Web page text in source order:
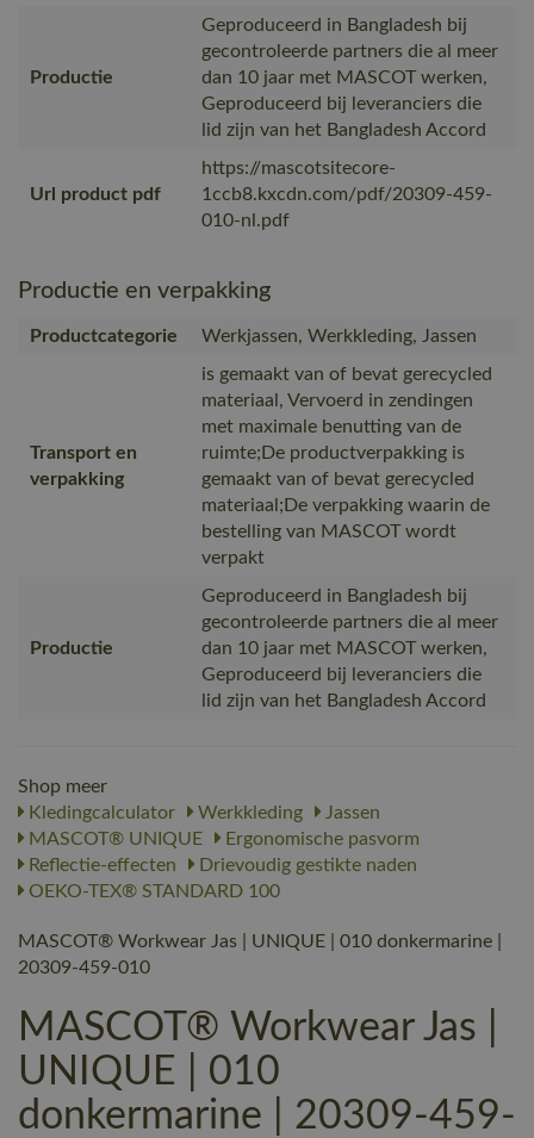
Productie
Geproduceerd in Bangladesh bij
gecontroleerde partners die al meer
dan 10 jaar met MASCOT werken,
Geproduceerd bij leveranciers die
lid zijn van het Bangladesh Accord
Url product pdf
https://mascotsitecore-
1ccb8.kxcdn.com/pdf/20309-459-
010-nl.pdf
Productie en verpakking
Productcategorie Werkjassen, Werkkleding, Jassen
Transport en
verpakking
is gemaakt van of bevat gerecycled
materiaal, Vervoerd in zendingen
met maximale benutting van de
ruimte;De productverpakking is
gemaakt van of bevat gerecycled
materiaal;De verpakking waarin de
bestelling van MASCOT wordt
verpakt
Productie
Geproduceerd in Bangladesh bij
gecontroleerde partners die al meer
dan 10 jaar met MASCOT werken,
Geproduceerd bij leveranciers die
lid zijn van het Bangladesh Accord
Shop meer
Kledingcalculator
Werkkleding
Jassen
MASCOT® UNIQUE
Ergonomische pasvorm
Reflectie-effecten
Drievoudig gestikte naden
OEKO-TEX® STANDARD 100
MASCOT® Workwear Jas | UNIQUE | 010 donkermarine |
20309-459-010
MASCOT® Workwear Jas |
UNIQUE | 010
donkermarine | 20309-459-